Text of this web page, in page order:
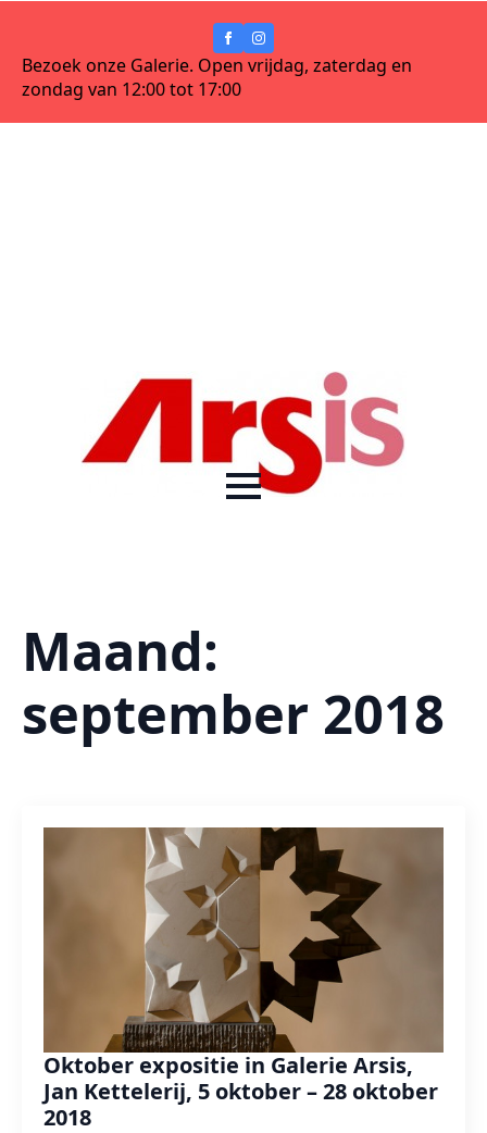
Bezoek onze Galerie. Open vrijdag, zaterdag en
zondag van 12:00 tot 17:00
Maand:
september 2018
Oktober expositie in Galerie Arsis,
Jan Kettelerij, 5 oktober – 28 oktober
2018